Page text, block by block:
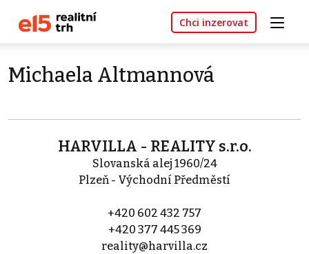
Chci inzerovat
Michaela Altmannová
HARVILLA - REALITY s.r.o.
Slovanská alej 1960/24
Plzeň - Východní Předměstí
+420 602 432 757
+420 377 445 369
reality@harvilla.cz